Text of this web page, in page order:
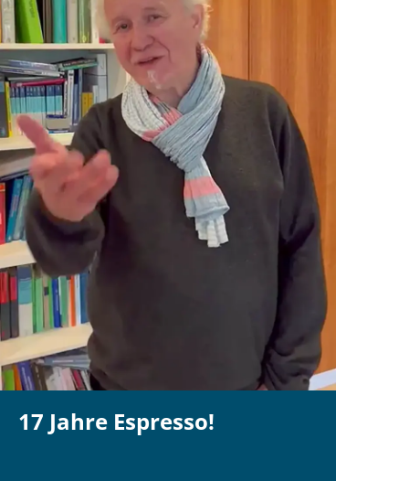
17 Jahre Espresso!